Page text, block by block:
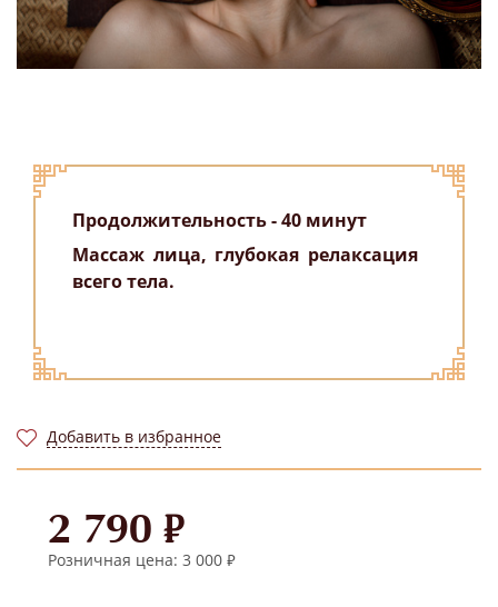
Продолжительность - 40 минут
Массаж лица, глубокая релаксация
всего тела.
Добавить в избранное
2 790 ₽
Розничная цена: 3 000 ₽